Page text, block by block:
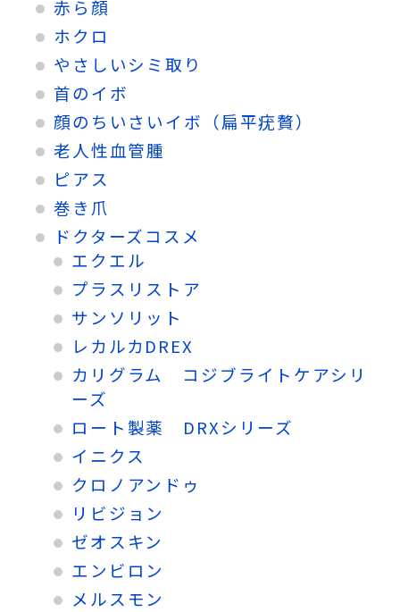
赤ら顔
ホクロ
やさしいシミ取り
首のイボ
顔のちいさいイボ（扁平疣贅）
老人性血管腫
ピアス
巻き爪
ドクターズコスメ
エクエル
プラスリストア
サンソリット
レカルカDREX
カリグラム コジブライトケアシリ
ーズ
ロート製薬 DRXシリーズ
イニクス
クロノアンドゥ
リビジョン
ゼオスキン
エンビロン
メルスモン